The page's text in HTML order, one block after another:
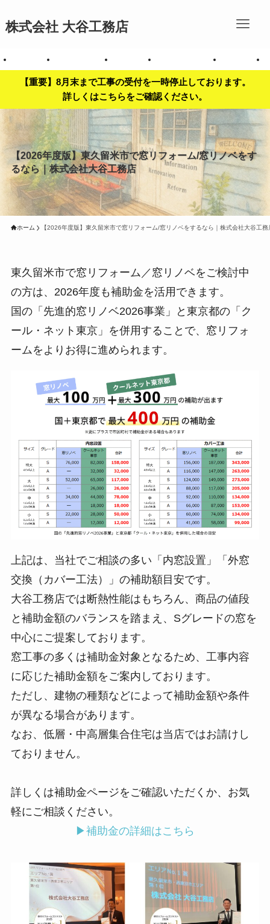
株式会社 大谷工務店
会社案内 お問い合わせ 事業内容 対応エリア一覧 施工事例
【重要】8月末まで工事の受付を一時停止しております。
詳しくはこちらをご確認ください。
【2026年度版】東久留米市で窓リフォーム/窓リノベをす
るなら｜株式会社大谷工務店
ホーム 【2026年度版】東久留米市で窓リフォーム/窓リノベをするなら｜株式会社大谷工務
東久留米市で窓リフォーム／窓リノベをご検討中
の方は、2026年度も補助金を活用できます。
国の「先進的窓リノベ2026事業」と東京都の「ク
ール・ネット東京」を併用することで、窓リフォ
ームをよりお得に進められます。
上記は、当社でご相談の多い「内窓設置」「外窓
交換（カバー工法）」の補助額目安です。
大谷工務店では断熱性能はもちろん、商品の値段
と補助金額のバランスを踏まえ、Sグレードの窓を
中心にご提案しております。
窓工事の多くは補助金対象となるため、工事内容
に応じた補助金額をご案内しております。
ただし、建物の種類などによって補助金額や条件
が異なる場合があります。
なお、低層・中高層集合住宅は当店ではお請けし
ておりません。
詳しくは補助金ページをご確認いただくか、お気
軽にご相談ください。
▶補助金の詳細はこちら